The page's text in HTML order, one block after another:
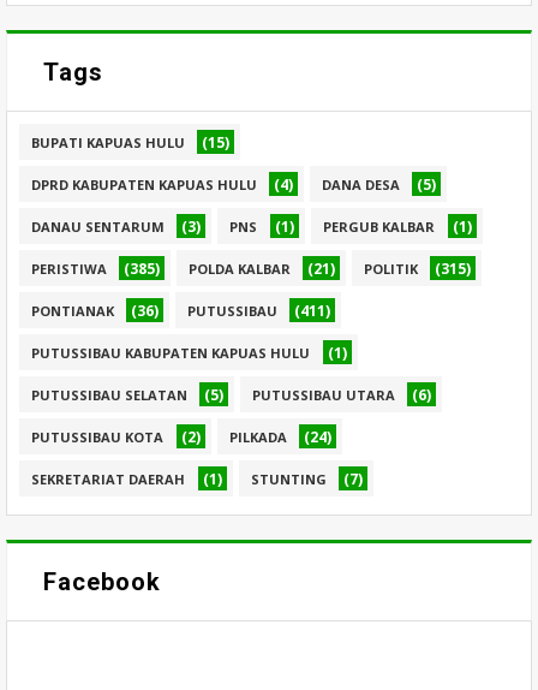
Tags
BUPATI KAPUAS HULU (15)
DPRD KABUPATEN KAPUAS HULU (4) DANA DESA (5)
DANAU SENTARUM (3) PNS (1) PERGUB KALBAR (1)
PERISTIWA (385) POLDA KALBAR (21) POLITIK (315)
PONTIANAK (36) PUTUSSIBAU (411)
PUTUSSIBAU KABUPATEN KAPUAS HULU (1)
PUTUSSIBAU SELATAN (5) PUTUSSIBAU UTARA (6)
PUTUSSIBAU KOTA (2) PILKADA (24)
SEKRETARIAT DAERAH (1) STUNTING (7)
Facebook